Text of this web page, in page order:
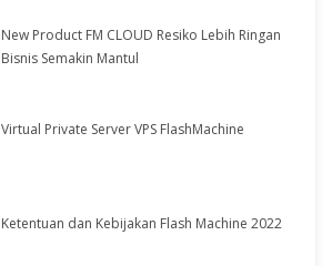
New Product FM CLOUD Resiko Lebih Ringan
Bisnis Semakin Mantul
Virtual Private Server VPS FlashMachine
Ketentuan dan Kebijakan Flash Machine 2022